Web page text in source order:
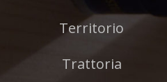
Territorio
Trattoria